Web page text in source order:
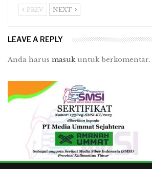
PREV NEXT
LEAVE A REPLY
Anda harus masukuntuk berkomentar.